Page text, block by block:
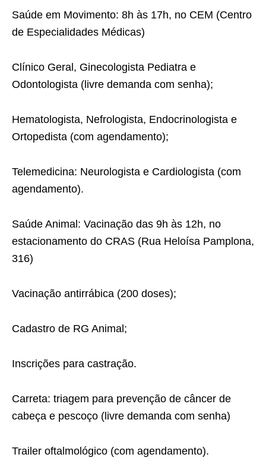
Saúde em Movimento: 8h às 17h, no CEM (Centro
de Especialidades Médicas)
Clínico Geral, Ginecologista Pediatra e
Odontologista (livre demanda com senha);
Hematologista, Nefrologista, Endocrinologista e
Ortopedista (com agendamento);
Telemedicina: Neurologista e Cardiologista (com
agendamento).
Saúde Animal: Vacinação das 9h às 12h, no
estacionamento do CRAS (Rua Heloísa Pamplona,
316)
Vacinação antirrábica (200 doses);
Cadastro de RG Animal;
Inscrições para castração.
Carreta: triagem para prevenção de câncer de
cabeça e pescoço (livre demanda com senha)
Trailer oftalmológico (com agendamento).